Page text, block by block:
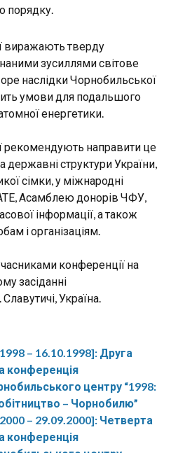
порядку.
виражають тверду
зусиллями світове
наслідки Чорнобильської
умови для подальшого
енергетики.
рекомендують направити це
державні структури України,
сімки, у міжнародні
Асамблею донорів ЧФУ,
інформації, а також
і організаціям.
конференції на
засіданні
Україна.
– 16.10.1998]: Друга
конференція
центру “1998:
– Чорнобилю”
– 29.09.2000]: Четверта
конференція